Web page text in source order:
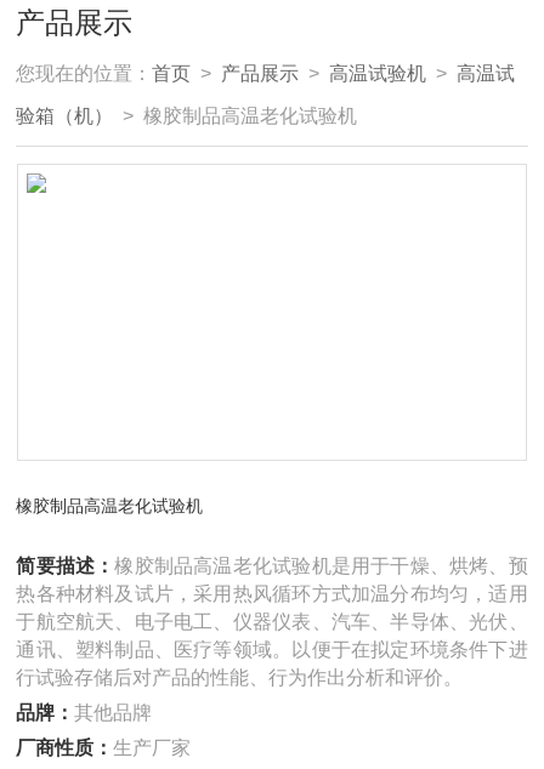
产品展示
您现在的位置：首页 > 产品展示 >高温试验机 >高温试
验箱（机） > 橡胶制品高温老化试验机
橡胶制品高温老化试验机
简要描述：橡胶制品高温老化试验机是用于干燥、烘烤、预
热各种材料及试片，采用热风循环方式加温分布均匀，适用
于航空航天、电子电工、仪器仪表、汽车、半导体、光伏、
通讯、塑料制品、医疗等领域。以便于在拟定环境条件下进
行试验存储后对产品的性能、行为作出分析和评价。
品牌：其他品牌
厂商性质：生产厂家